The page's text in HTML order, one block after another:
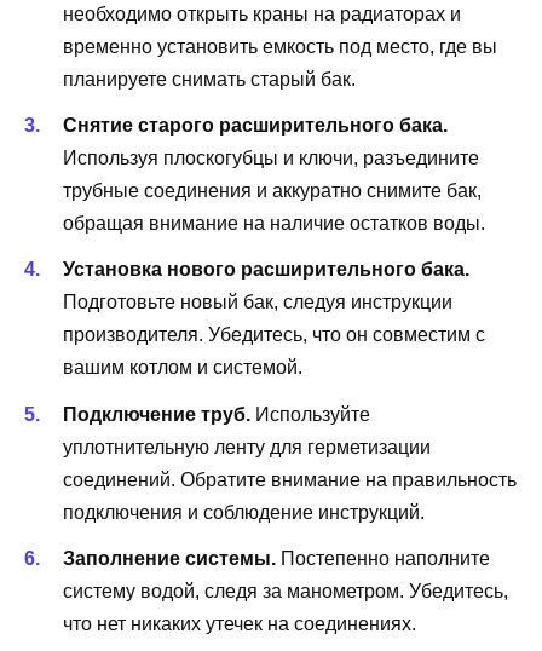
необходимо открыть краны на радиаторах и
временно установить емкость под место, где вы
планируете снимать старый бак.
Снятие старого расширительного бака.
Используя плоскогубцы и ключи, разъедините
трубные соединения и аккуратно снимите бак,
обращая внимание на наличие остатков воды.
Установка нового расширительного бака.
Подготовьте новый бак, следуя инструкции
производителя. Убедитесь, что он совместим с
вашим котлом и системой.
Подключение труб. Используйте
уплотнительную ленту для герметизации
соединений. Обратите внимание на правильность
подключения и соблюдение инструкций.
Заполнение системы. Постепенно наполните
систему водой, следя за манометром. Убедитесь,
что нет никаких утечек на соединениях.